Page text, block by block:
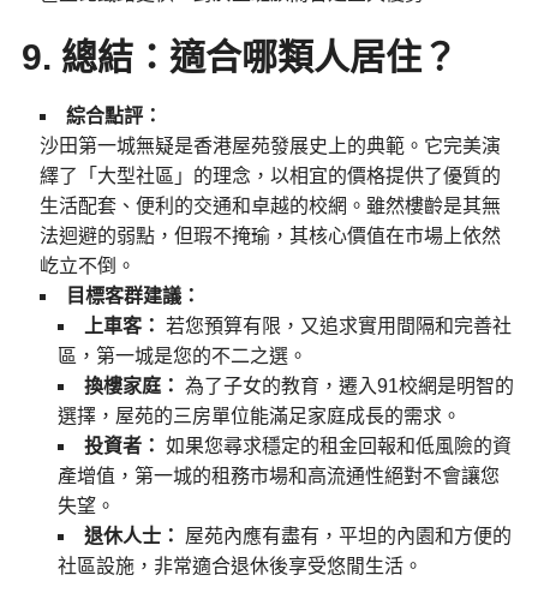
9. 總結：適合哪類人居住？
綜合點評：
沙田第一城無疑是香港屋苑發展史上的典範。它完美演
繹了「大型社區」的理念，以相宜的價格提供了優質的
生活配套、便利的交通和卓越的校網。雖然樓齡是其無
法迴避的弱點，但瑕不掩瑜，其核心價值在市場上依然
屹立不倒。
目標客群建議：
上車客： 若您預算有限，又追求實用間隔和完善社
區，第一城是您的不二之選。
換樓家庭： 為了子女的教育，遷入91校網是明智的
選擇，屋苑的三房單位能滿足家庭成長的需求。
投資者： 如果您尋求穩定的租金回報和低風險的資
產增值，第一城的租務市場和高流通性絕對不會讓您
失望。
退休人士：
屋苑內應有盡有，平坦的內園和方便的
社區設施，非常適合退休後享受悠閒生活。